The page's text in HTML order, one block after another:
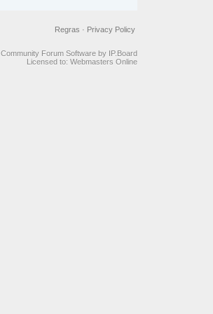
Privacy Policy
Regras ·
Community Forum Software by IP.Board
Licensed to: Webmasters Online